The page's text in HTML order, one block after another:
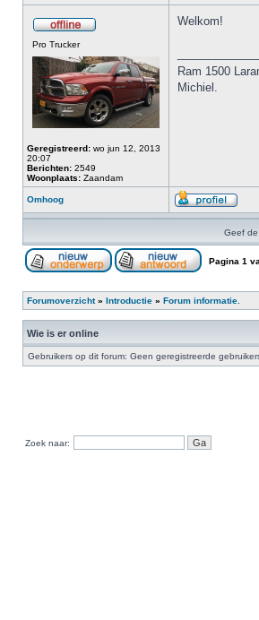
Pro Trucker
Geregistreerd: wo jun 12, 2013
20:07
Berichten: 2549
Woonplaats: Zaandam
Welkom!
Ram 1500
Michiel.
Omhoog
Geef
Pagina 1
Forumoverzicht» Introductie » Forum informatie.
Wie is er online
Gebruikers op dit forum: Geen geregistreerde
Zoek naar: